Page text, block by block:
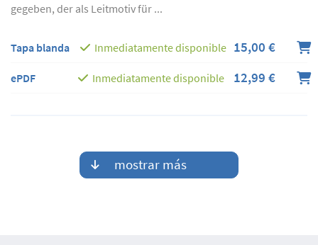
gegeben, der als Leitmotiv für ...
Tapa blanda Inmediatamente disponible 15,00 €
ePDF Inmediatamente disponible 12,99 €
mostrar más